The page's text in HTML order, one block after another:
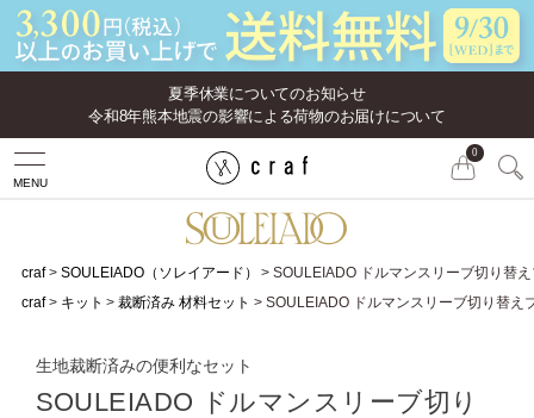
夏季休業についてのお知らせ
令和8年熊本地震の影響による荷物のお届けについて
MENU
0
craf SOULEIADO（ソレイアード）
SOULEIADO ドルマンスリーブ切り替
craf
キット 裁断済み 材料セット SOULEIADO ドルマンスリーブ切り替
生地裁断済みの便利なセット
SOULEIADO ドルマンスリーブ切り